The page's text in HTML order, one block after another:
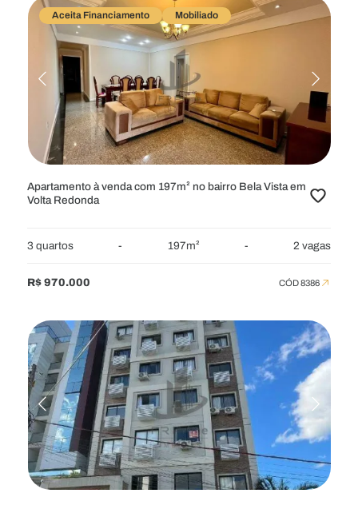
Aceita Financiamento Mobiliado
Apartamento à venda com 197m² no bairro Bela Vista em
Volta Redonda
3 quartos - 197m² - 2 vagas
R$ 970.000 CÓD 8386